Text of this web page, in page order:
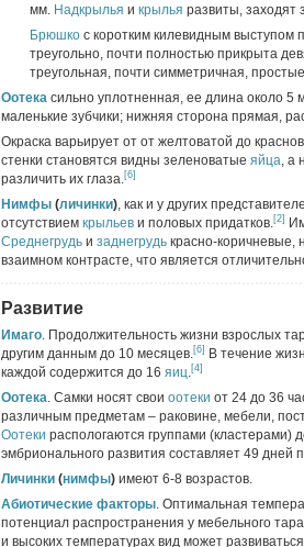
мм. Надкрылья и крылья развиты, заходят
Брюшко с коротким килевидным выступом
треугольно, почти полностью прикрыта
треугольная, почти симметричная,
Оотека сильно уплотненная, ее длина около 5
маленькие зубчики; нижняя сторона прямая,
Окраска варьирует от от желтоватой до
стенки становятся видны зеленоватые яйца, а
различить их глаза.[6]
Нимфы (личинки), как и у других
отсутствием крыльев и половых придатков.[2]
Среднегрудь и заднегрудь красно-коричневые,
взаимном контрасте, что является
Развитие
Имаго. Продолжительность жизни взрослых
другим данным до 10 месяцев.[6] В течение
каждой содержится до 16 яиц.[4]
Оотека. Самки носят свои оотеки от 24 до 36
различным предметам – раковине, мебели,
Оотеки распологаются группами (кластерами)
эмбрионального развития составляет 49 дней
Личинки (нимфы) имеют 6-8 возрастов.
Абиотические факторы. Оптимальная
потенциал распространения у мебельного
и высоких температурах вид может